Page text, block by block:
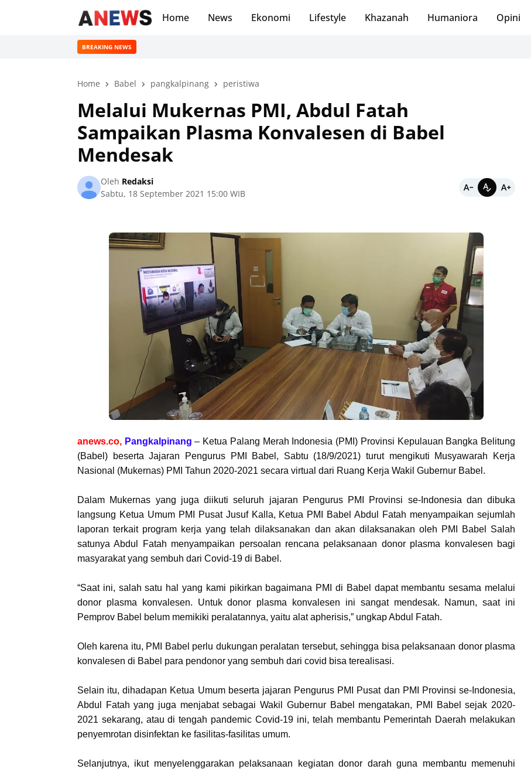
Home News Ekonomi Lifestyle Khazanah Humaniora Opini
BREAKING NEWS
Home Babel pangkalpinang peristiwa
Melalui Mukernas PMI, Abdul Fatah
Sampaikan Plasma Konvalesen di Babel
Mendesak
Oleh Redaksi
Sabtu, 18 September 2021 15:00 WIB
anews.co, Pangkalpinang – Ketua Palang Merah Indonesia (PMI) Provinsi Kepulauan Bangka Belitung
(Babel) beserta Jajaran Pengurus PMI Babel, Sabtu (18/9/2021) turut mengikuti Musyawarah Kerja
Nasional (Mukernas) PMI Tahun 2020-2021 secara virtual dari Ruang Kerja Wakil Gubernur Babel.
Dalam Mukernas yang juga diikuti seluruh jajaran Pengurus PMI Provinsi se-Indonesia dan dibuka
langsung Ketua Umum PMI Pusat Jusuf Kalla, Ketua PMI Babel Abdul Fatah menyampaikan sejumlah
laporan terkait program kerja yang telah dilaksanakan dan akan dilaksanakan oleh PMI Babel Salah
satunya Abdul Fatah menyampaikan persoalan rencana pelaksanaan donor plasma konvalesen bagi
masyarakat yang sembuh dari Covid-19 di Babel.
“Saat ini, salah satu hal yang kami pikirkan bagaimana PMI di Babel dapat membantu sesama melalui
donor plasma konvalesen. Untuk donor plasma konvalesen ini sangat mendesak. Namun, saat ini
Pemprov Babel belum memikiki peralatannya, yaitu alat apherisis,” ungkap Abdul Fatah.
Oleh karena itu, PMI Babel perlu dukungan peralatan tersebut, sehingga bisa pelaksanaan donor plasma
konvalesen di Babel para pendonor yang sembuh dari covid bisa terealisasi.
Selain itu, dihadapan Ketua Umum beserta jajaran Pengurus PMI Pusat dan PMI Provinsi se-Indonesia,
Abdul Fatah yang juga menjabat sebagai Wakil Gubernur Babel mengatakan, PMI Babel sejak 2020-
2021 sekarang, atau di tengah pandemic Covid-19 ini, telah membantu Pemerintah Daerah melakukan
penyemrotan disinfektan ke fasilitas-fasilitas umum.
Selanjutnya, ikut menyelenggarakan pelaksanaan kegiatan donor darah guna membantu memenuhi